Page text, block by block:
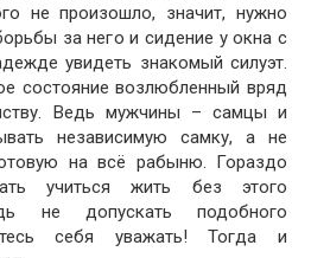
не произошло, значит, нужно
за него и сидение у окна с
увидеть знакомый силуэт.
состояние возлюбленный вряд
Ведь мужчины – самцы и
независимую самку, а не
на всё рабыню. Гораздо
учиться жить без этого
не допускать подобного
себя уважать! Тогда и